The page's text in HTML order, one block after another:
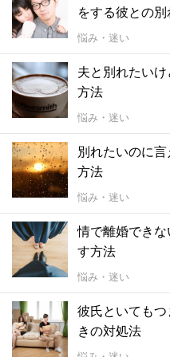
をする彼との
悩み・迷い
夫と別れたい
方法
悩み・迷い
別れたいのに
方法
悩み・迷い
情で離婚でき
す方法
悩み・迷い
彼氏といても
きの対処法